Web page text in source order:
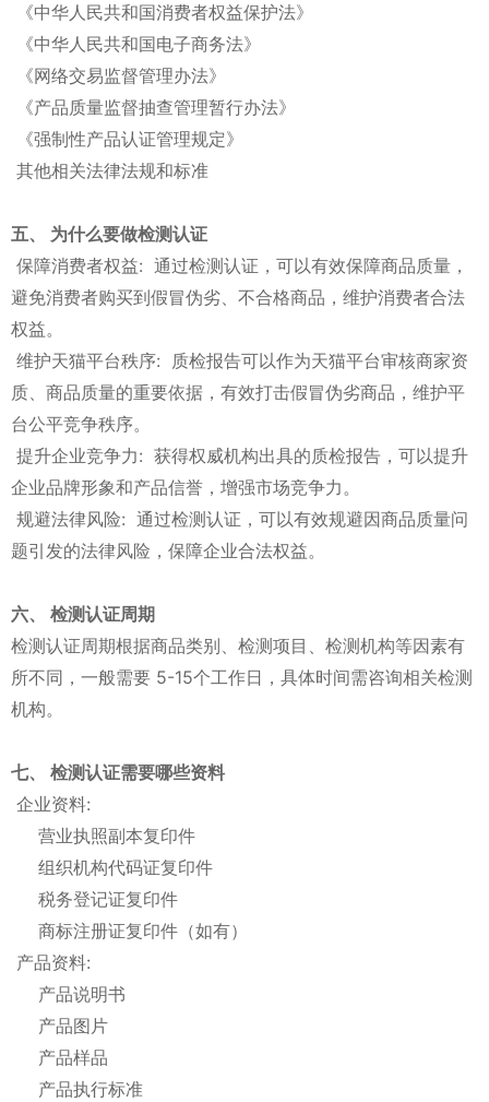
《中华人民共和国消费者权益保护法》
《中华人民共和国电子商务法》
《网络交易监督管理办法》
《产品质量监督抽查管理暂行办法》
《强制性产品认证管理规定》
其他相关法律法规和标准
五、 为什么要做检测认证
保障消费者权益: 通过检测认证，可以有效保障商品质量，
避免消费者购买到假冒伪劣、不合格商品，维护消费者合法
权益。
维护天猫平台秩序: 质检报告可以作为天猫平台审核商家资
质、商品质量的重要依据，有效打击假冒伪劣商品，维护平
台公平竞争秩序。
提升企业竞争力: 获得权威机构出具的质检报告，可以提升
企业品牌形象和产品信誉，增强市场竞争力。
规避法律风险: 通过检测认证，可以有效规避因商品质量问
题引发的法律风险，保障企业合法权益。
六、 检测认证周期
检测认证周期根据商品类别、检测项目、检测机构等因素有
所不同，一般需要 5-15个工作日，具体时间需咨询相关检测
机构。
七、 检测认证需要哪些资料
企业资料:
营业执照副本复印件
组织机构代码证复印件
税务登记证复印件
商标注册证复印件（如有）
产品资料:
产品说明书
产品图片
产品样品
产品执行标准